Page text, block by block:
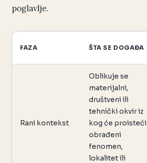
poglavlje.
FAZA ŠTA SE DOGAĐA
Rani kontekst
Oblikuje se
materijalni,
društveni ili
tehnički okvir iz
kog će proisteći
obrađeni
fenomen,
lokalitet ili